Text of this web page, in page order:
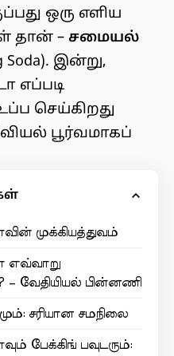
ஒரு எளிய
தான் – சமையல்
Soda). இன்று,
எப்படி
செய்கிறது
பூர்வமாகப்
முக்கியத்துவம்
எவ்வாறு
– வேதியியல் பின்னணி
சரியான சமநிலை
பேக்கிங் பவுடரும்: